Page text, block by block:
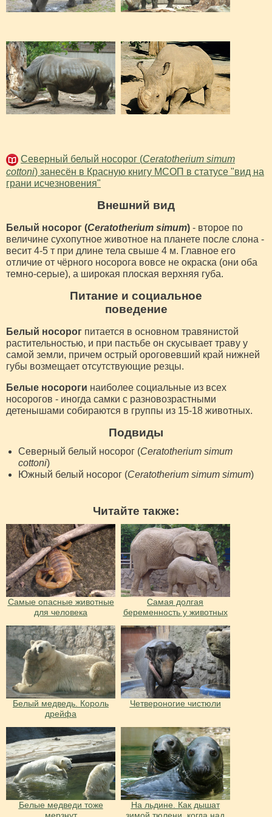
Северный белый носорог (Ceratotherium simum
cottoni) занесён в Красную книгу МСОП в статусе "вид на
грани исчезновения"
Внешний вид
Белый носорог (Ceratotherium simum) - второе по
величине сухопутное животное на планете после слона -
весит 4-5 т при длине тела свыше 4 м. Главное его
отличие от чёрного носорога вовсе не окраска (они оба
темно-серые), а широкая плоская верхняя губа.
Питание и социальное
поведение
Белый носорог питается в основном травянистой
растительностью, и при пастьбе он скусывает траву у
самой земли, причем острый ороговевший край нижней
губы возмещает отсутствующие резцы.
Белые носороги наиболее социальные из всех
носорогов - иногда самки с разновозрастными
детенышами собираются в группы из 15-18 животных.
Подвиды
Северный белый носорог (Ceratotherium simum
cottoni)
Южный белый носорог (Ceratotherium simum simum)
Читайте также:
Самые опасные животные
для человека
Самая долгая
беременность у животных
Белый медведь. Король
дрейфа
Четвероногие чистюли
Белые медведи тоже
мерзнут
На льдине. Как дышат
зимой тюлени, когда над